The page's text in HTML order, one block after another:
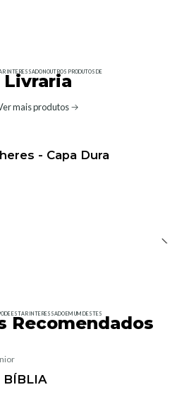
INTERESSADO NOUTROS PRODUTOS DE
Livraria
mais produtos
- Capa Dura
ESTAR INTERESSADO EM UM DESTES
Recomendados
BÍBLIA